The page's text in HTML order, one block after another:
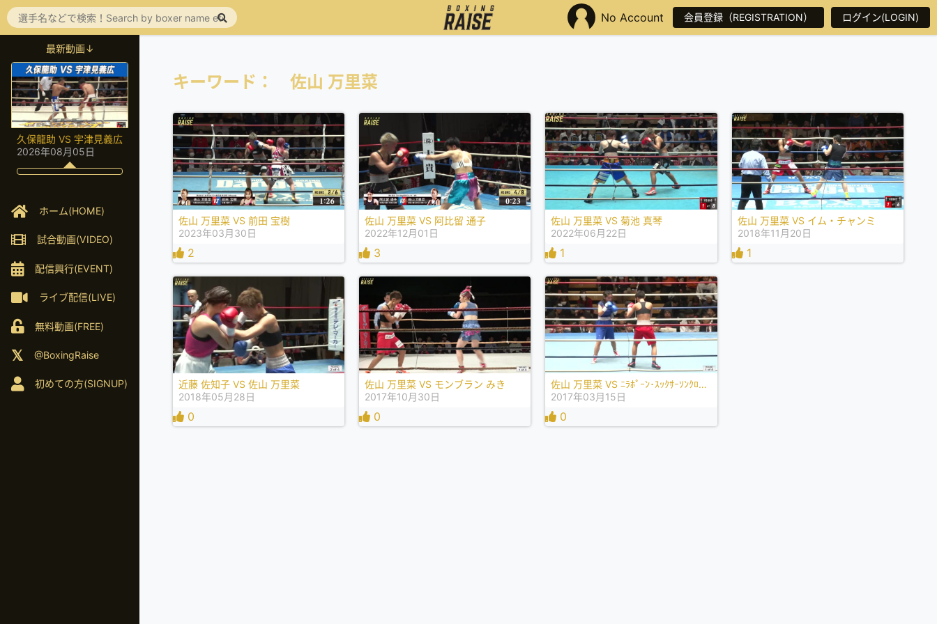
No Account 会員登録（REGISTRATION） ログイン(LOGIN)
最新動画↓
久保龍助 VS 宇津見義広
2026年08月05日
ホーム(HOME)
試合動画(VIDEO)
配信興行(EVENT)
ライブ配信(LIVE)
無料動画(FREE)
@BoxingRaise
初めての方(SIGNUP)
キーワード： 佐山 万里菜
佐山 万里菜 VS 前田 宝樹
2023年03月30日
2
佐山 万里菜 VS 阿比留 通子
2022年12月01日
3
佐山 万里菜 VS 菊池 真琴
2022年06月22日
1
佐山 万里菜 VS イム・チャンミ
2018年11月20日
1
近藤 佐知子 VS 佐山 万里菜
2018年05月28日
0
佐山 万里菜 VS モンブラン みき
2017年10月30日
0
佐山 万里菜 VS ﾆﾗﾎﾟｰﾝ･ｽｯｸｻｰｿﾝｸﾛﾁｭﾝﾏｲ
2017年03月15日
0